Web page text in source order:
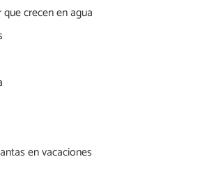
crecen en agua
en vacaciones